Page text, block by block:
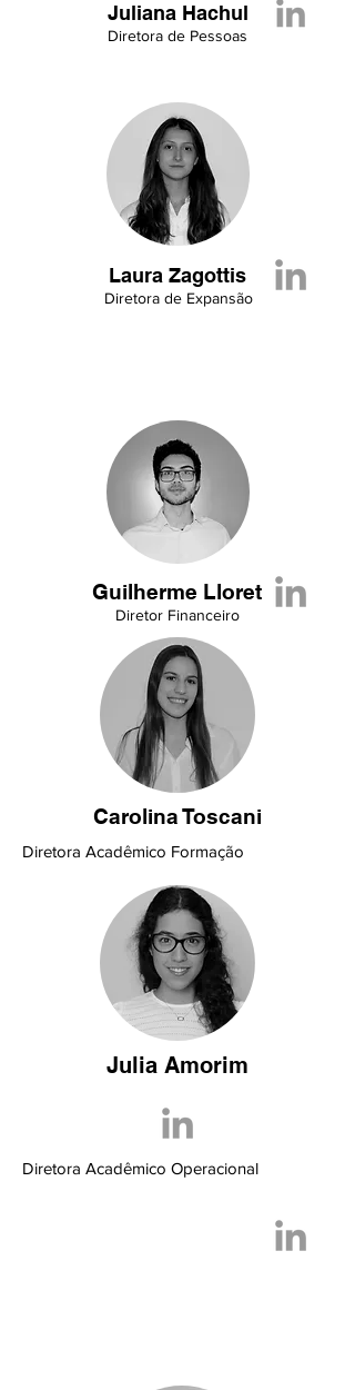
Juliana Hachul
Diretora de Pessoas
Laura Zagottis
Diretora de Expansão
Guilherme Lloret
Diretor Financeiro
Carolina Toscani
Diretora Acadêmico Formação
Julia Amorim
Diretora Acadêmico Operacional